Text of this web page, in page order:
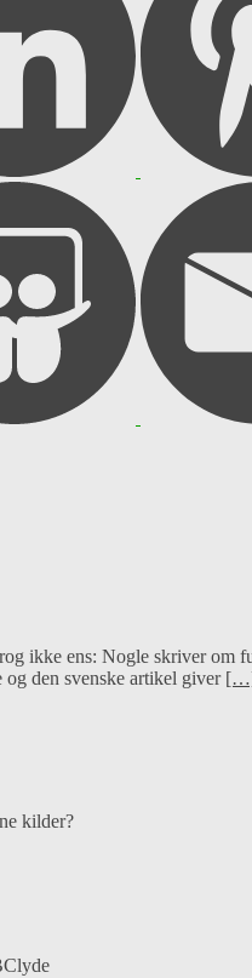
ikke ens: Nogle skriver om
og den svenske artikel giver
kilder?